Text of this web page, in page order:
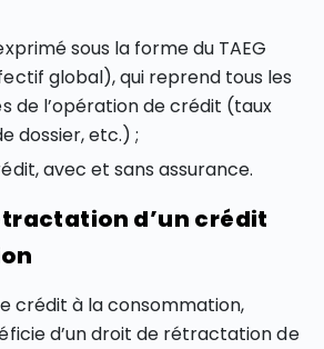
sous la forme du TAEG
global), qui reprend tous les
de l’opération de crédit (taux
dossier, etc.) ;
avec et sans assurance.
d’un crédit
crédit à la consommation,
d’un droit de rétractation de